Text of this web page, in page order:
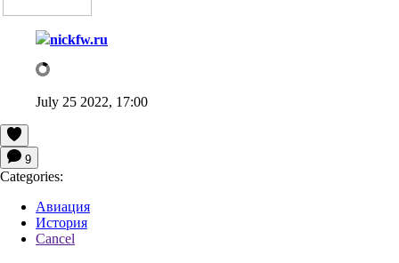
nickfw.ru
July 25 2022, 17:00
9
Categories:
Авиация
История
Cancel